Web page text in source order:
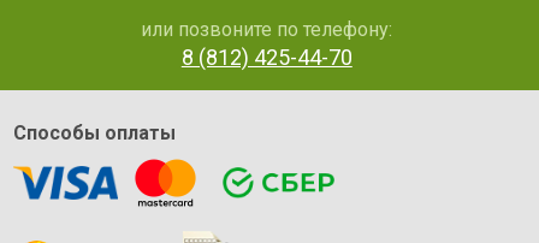
или позвоните по телефону:
8 (812) 425-44-70
Способы оплаты